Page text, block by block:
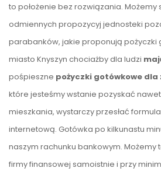
to położenie bez rozwiązania. Możemy
odmiennych propozycyj jednosteki
parabanków, jakie proponują pożyczki
miasto Knyszyn chociażby dla ludzi
pośpieszne pożyczki gotówkowe dla
które jesteśmy wstanie pozyskać
mieszkania, wystarczy przesłać
internetową. Gotówka po kilkunastu
naszym rachunku bankowym. Możemy
firmy finansowej samoistnie i przy